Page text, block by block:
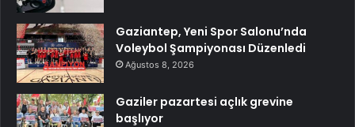
Gaziantep, Yeni Spor Salonu’nda
Voleybol Şampiyonası Düzenledi
Ağustos 8, 2026
Gaziler pazartesi açlık grevine
başlıyor